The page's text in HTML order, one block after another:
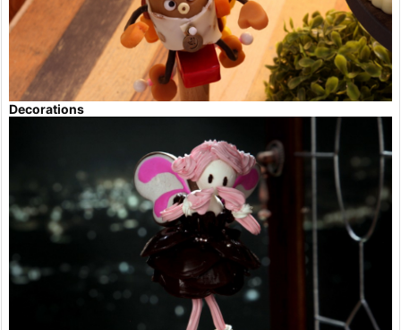
Decorations